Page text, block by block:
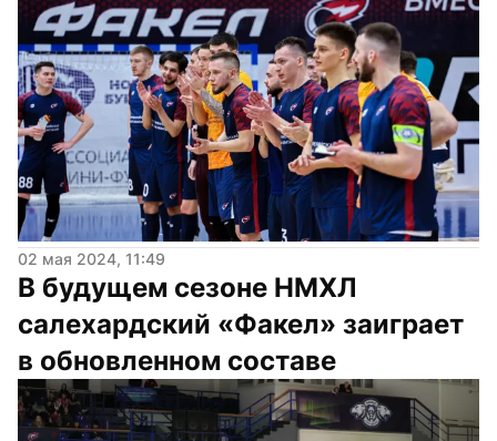
02 мая 2024, 11:49
В будущем сезоне НМХЛ
салехардский «Факел» заиграет
в обновленном составе